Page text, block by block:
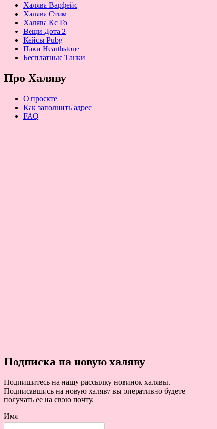
Халява Варфейс
Халява Стим
Халява Кс Го
Вещи Дота 2
Кейсы Pubg
Паки Hearthstone
Бесплатные Танки
Про Халяву
О проекте
Как заполнить адрес
FAQ
Подписка на новую халяву
Подпишитесь на нашу рассылку новинок халявы.
Подписавшись на новую халяву вы оперативно будете
получать ее на свою почту.
Имя